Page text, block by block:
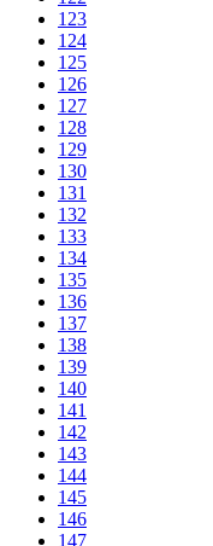
123
124
125
126
127
128
129
130
131
132
133
134
135
136
137
138
139
140
141
142
143
144
145
146
147